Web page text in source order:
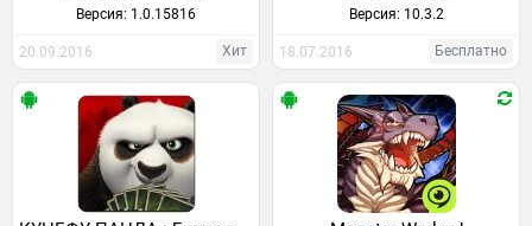
Версия: 1.0.15816
20.09.2016 Хит
Версия: 10.3.2
18.07.2016 Бесплатно